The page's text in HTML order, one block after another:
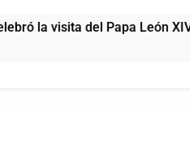
León XIV a la Argentina